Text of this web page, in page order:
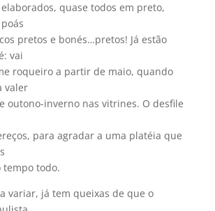
quase todos em preto,
pretos e bonés…pretos! Já estão
vai
roqueiro a partir de maio, quando
valer
outono-inverno nas vitrines. O desfile
para agradar a uma platéia que
tempo todo.
variar, já tem queixas de que o